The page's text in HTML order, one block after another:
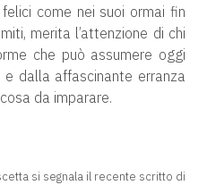
come nei suoi ormai fin
merita l’attenzione di chi
che può assumere oggi
dalla affascinante erranza
da imparare.
si segnala il recente scritto di